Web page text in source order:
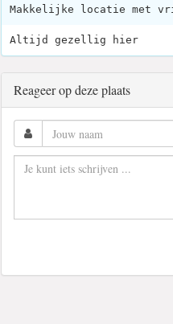
Makkelijke locatie met
Altijd gezellig hier
Reageer op deze plaats